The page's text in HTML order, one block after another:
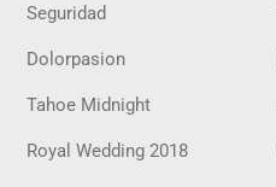
Seguridad
Dolorpasion
Tahoe Midnight
Royal Wedding 2018